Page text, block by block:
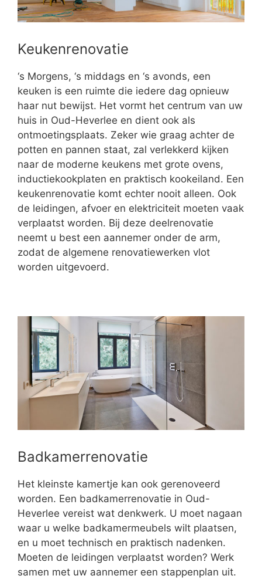
Keukenrenovatie
‘s Morgens, ‘s middags en ‘s avonds, een
keuken is een ruimte die iedere dag opnieuw
haar nut bewijst. Het vormt het centrum van uw
huis in Oud-Heverlee en dient ook als
ontmoetingsplaats. Zeker wie graag achter de
potten en pannen staat, zal verlekkerd kijken
naar de moderne keukens met grote ovens,
inductiekookplaten en praktisch kookeiland. Een
keukenrenovatie komt echter nooit alleen. Ook
de leidingen, afvoer en elektriciteit moeten vaak
verplaatst worden. Bij deze deelrenovatie
neemt u best een aannemer onder de arm,
zodat de algemene renovatiewerken vlot
worden uitgevoerd.
Badkamerrenovatie
Het kleinste kamertje kan ook gerenoveerd
worden. Een badkamerrenovatie in Oud-
Heverlee vereist wat denkwerk. U moet nagaan
waar u welke badkamermeubels wilt plaatsen,
en u moet technisch en praktisch nadenken.
Moeten de leidingen verplaatst worden? Werk
samen met uw aannemer een stappenplan uit.